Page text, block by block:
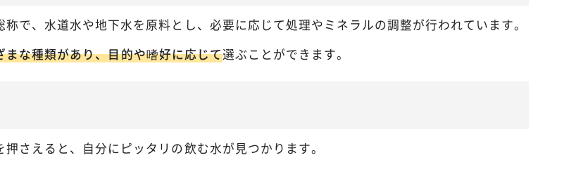
で、水道水や地下水を原料とし、必要に応じて処理やミネラルの調整が行われています。
まな種類があり、目的や嗜好に応じて選ぶことができます。
さえると、自分にピッタリの飲む水が見つかります。